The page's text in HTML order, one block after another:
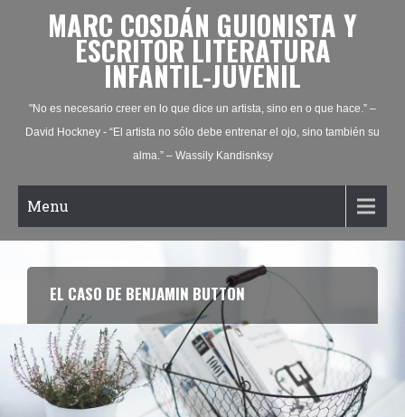
MARC COSDÁN GUIONISTA Y
ESCRITOR LITERATURA
INFANTIL-JUVENIL
"No es necesario creer en lo que dice un artista, sino en o que hace.” –
David Hockney - “El artista no sólo debe entrenar el ojo, sino también su
alma.” – Wassily Kandisnksy
Menu
EL CASO DE BENJAMIN BUTTON